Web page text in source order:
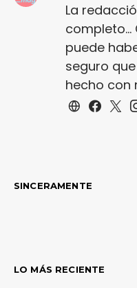
La
puede
seguro
hecho con
SINCERAMENTE
LO MÁS RECIENTE